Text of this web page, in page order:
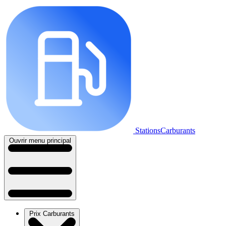
StationsCarburants
Ouvrir menu principal
Prix Carburants